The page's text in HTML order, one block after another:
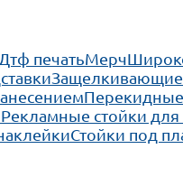
Дтф печатьМерч
Рекламные стойки
Стойки под